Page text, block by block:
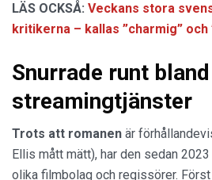
LÄS OCKSÅ: Veckans stora
kritikerna – kallas ”charmig” och
Snurrade runt bland
streamingtjänster
Trots att romanen är
Ellis mått mätt), har den sedan
olika filmbolag och regissörer.